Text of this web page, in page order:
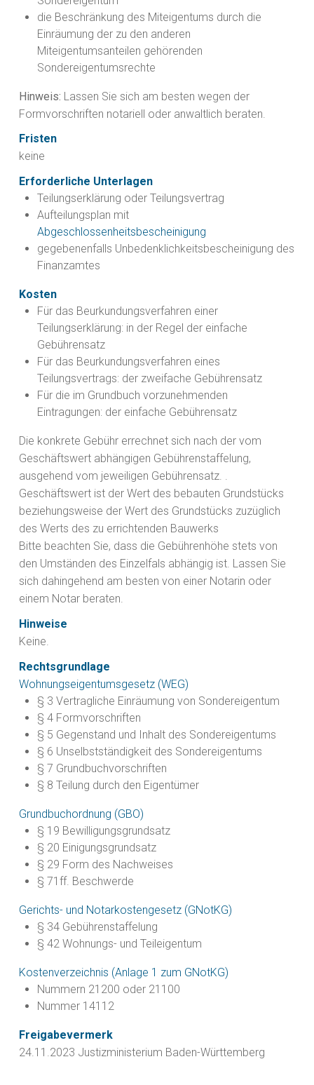
die Beschränkung des Miteigentums durch die
Einräumung der zu den anderen
Miteigentumsanteilen gehörenden
Sondereigentumsrechte
Hinweis: Lassen Sie sich am besten wegen der
Formvorschriften notariell oder anwaltlich beraten.
Fristen
keine
Erforderliche Unterlagen
Teilungserklärung oder Teilungsvertrag
Aufteilungsplan mit
Abgeschlossenheitsbescheinigung
gegebenenfalls Unbedenklichkeitsbescheinigung des
Finanzamtes
Kosten
Für das Beurkundungsverfahren einer
Teilungserklärung: in der Regel der einfache
Gebührensatz
Für das Beurkundungsverfahren eines
Teilungsvertrags: der zweifache Gebührensatz
Für die im Grundbuch vorzunehmenden
Eintragungen: der einfache Gebührensatz
Die konkrete Gebühr errechnet sich nach der vom
Geschäftswert abhängigen Gebührenstaffelung,
ausgehend vom jeweiligen Gebührensatz. .
Geschäftswert ist der Wert des bebauten Grundstücks
beziehungsweise der Wert des Grundstücks zuzüglich
des Werts des zu errichtenden Bauwerks
Bitte beachten Sie, dass die Gebührenhöhe stets von
den Umständen des Einzelfals abhängig ist. Lassen Sie
sich dahingehend am besten von einer Notarin oder
einem Notar beraten.
Hinweise
Keine.
Rechtsgrundlage
Wohnungseigentumsgesetz (WEG)
§ 3 Vertragliche Einräumung von Sondereigentum
§ 4 Formvorschriften
§ 5 Gegenstand und Inhalt des Sondereigentums
§ 6 Unselbstständigkeit des Sondereigentums
§ 7 Grundbuchvorschriften
§ 8 Teilung durch den Eigentümer
Grundbuchordnung (GBO)
§ 19 Bewilligungsgrundsatz
§ 20 Einigungsgrundsatz
§ 29 Form des Nachweises
§ 71ff. Beschwerde
Gerichts- und Notarkostengesetz (GNotKG)
§ 34 Gebührenstaffelung
§ 42 Wohnungs- und Teileigentum
Kostenverzeichnis (Anlage 1 zum GNotKG)
Nummern 21200 oder 21100
Nummer 14112
Freigabevermerk
24.11.2023 Justizministerium Baden-Württemberg